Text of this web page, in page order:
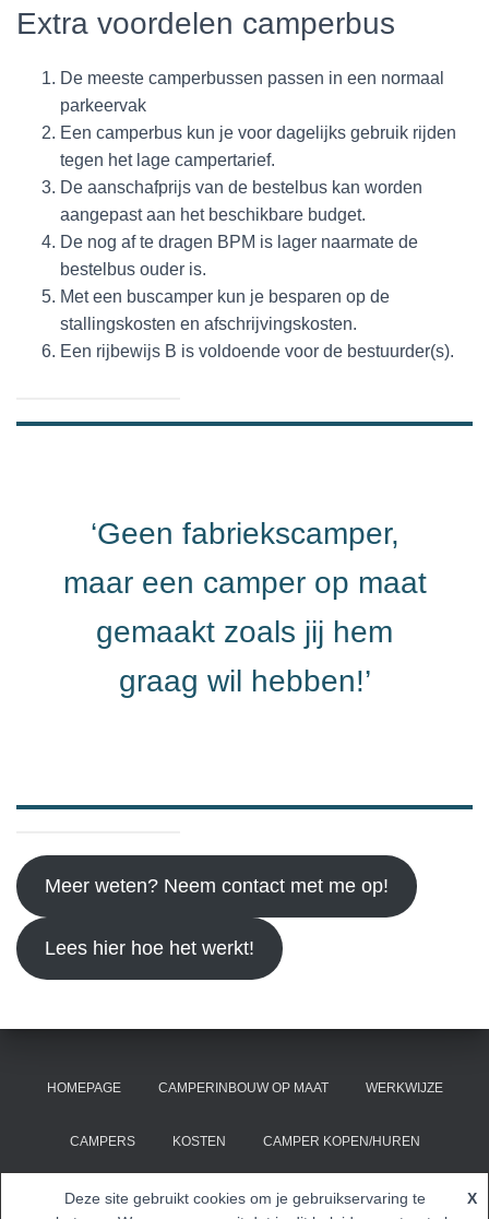
Extra voordelen camperbus
De meeste camperbussen passen in een normaal
parkeervak
Een camperbus kun je voor dagelijks gebruik rijden
tegen het lage campertarief.
De aanschafprijs van de bestelbus kan worden
aangepast aan het beschikbare budget.
De nog af te dragen BPM is lager naarmate de
bestelbus ouder is.
Met een buscamper kun je besparen op de
stallingskosten en afschrijvingskosten.
Een rijbewijs B is voldoende voor de bestuurder(s).
‘Geen fabriekscamper,
maar een camper op maat
gemaakt zoals jij hem
graag wil hebben!’
Meer weten? Neem contact met me op!
Lees hier hoe het werkt!
HOMEPAGE CAMPERINBOUW OP MAAT WERKWIJZE
CAMPERS KOSTEN CAMPER KOPEN/HUREN
CONTACT
Deze site gebruikt cookies om je gebruikservaring te
X